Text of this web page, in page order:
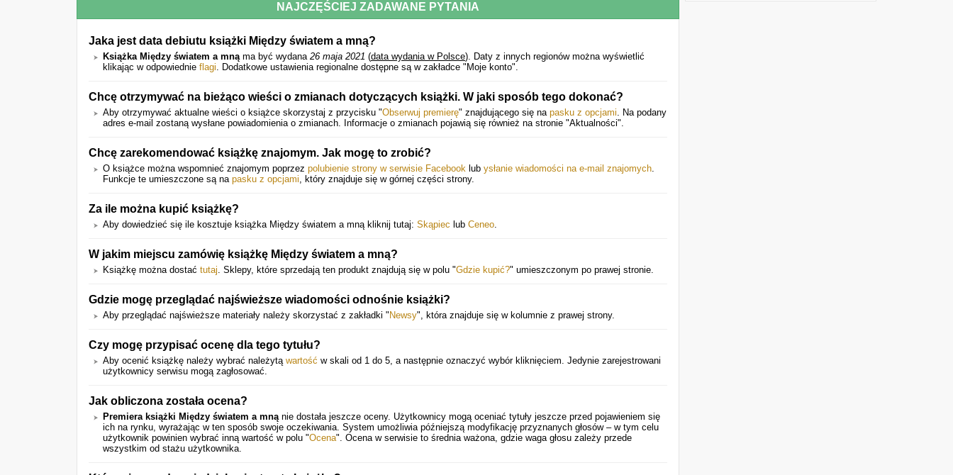
NAJCZĘŚCIEJ ZADAWANE PYTANIA
Jaka jest data debiutu książki Między światem a mną?
Książka Między światem a mnąma być wydana 26 maja 2021 (data wydania w Polsce). Daty z innych regionów można wyświetlić
klikając w odpowiednie flagi. Dodatkowe ustawienia regionalne dostępne są w zakładce "Moje konto".
Chcę otrzymywać na bieżąco wieści o zmianach dotyczących książki. W jaki sposób tego dokonać?
Aby otrzymywać aktualne wieści o książce skorzystaj z przycisku "Obserwuj premierę" znajdującego się na pasku z opcjami. Na podany
adres e-mail zostaną wysłane powiadomienia o zmianach. Informacje o zmianach pojawią się również na stronie "Aktualności".
Chcę zarekomendować książkę znajomym. Jak mogę to zrobić?
O książce można wspomnieć znajomym poprzez polubienie strony w serwisie Facebook lub ysłanie wiadomości na e-mail znajomych.
Funkcje te umieszczone są na pasku z opcjami, który znajduje się w górnej części strony.
Za ile można kupić książkę?
Aby dowiedzieć się ile kosztuje książka Między światem a mną kliknij tutaj: Skąpiec lub Ceneo.
W jakim miejscu zamówię książkę Między światem a mną?
Książkę można dostać tutaj. Sklepy, które sprzedają ten produkt znajdują się w polu "Gdzie kupić?" umieszczonym po prawej stronie.
Gdzie mogę przeglądać najświeższe wiadomości odnośnie książki?
Aby przeglądać najświeższe materiały należy skorzystać z zakładki " Newsy", która znajduje się w kolumnie z prawej strony.
Czy mogę przypisać ocenę dla tego tytułu?
Aby ocenić książkę należy wybrać należytą wartość w skali od 1 do 5, a następnie oznaczyć wybór kliknięciem. Jedynie zarejestrowani
użytkownicy serwisu mogą zagłosować.
Jak obliczona została ocena?
Premiera książki Między światem a mnąnie dostała jeszcze oceny. Użytkownicy mogą oceniać tytuły jeszcze przed pojawieniem się
ich na rynku, wyrażając w ten sposób swoje oczekiwania. System umożliwia późniejszą modyfikację przyznanych głosów – w tym celu
użytkownik powinien wybrać inną wartość w polu "Ocena". Ocena w serwisie to średnia ważona, gdzie waga głosu zależy przede
wszystkim od stażu użytkownika.